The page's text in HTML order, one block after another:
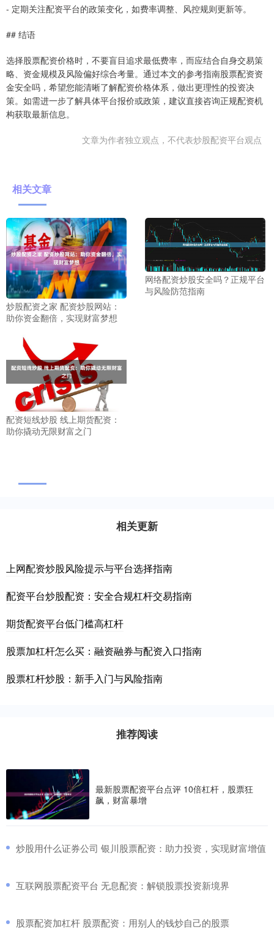
- 定期关注配资平台的政策变化，如费率调整、风控规则更新等。
## 结语
选择股票配资价格时，不要盲目追求最低费率，而应结合自身交易策
略、资金规模及风险偏好综合考量。通过本文的参考指南股票配资资
金安全吗，希望您能清晰了解配资价格体系，做出更理性的投资决
策。如需进一步了解具体平台报价或政策，建议直接咨询正规配资机
构获取最新信息。
文章为作者独立观点，不代表炒股配资平台观点
相关文章
炒股配资之家 配资炒股网站：
助你资金翻倍，实现财富梦想
网络配资炒股安全吗？正规平台
与风险防范指南
配资短线炒股 线上期货配资：
助你撬动无限财富之门
相关更新
上网配资炒股风险提示与平台选择指南
配资平台炒股配资：安全合规杠杆交易指南
期货配资平台低门槛高杠杆
股票加杠杆怎么买：融资融券与配资入口指南
股票杠杆炒股：新手入门与风险指南
推荐阅读
最新股票配资平台点评 10倍杠杆，股票狂
飙，财富暴增
​炒股用什么证券公司 银川股票配资：助力投资，实现财富增值
​互联网股票配资平台 无息配资：解锁股票投资新境界
​股票配资加杠杆 股票配资：用别人的钱炒自己的股票